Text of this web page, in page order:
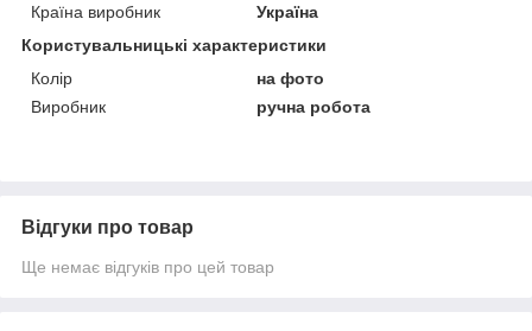
Країна виробник
Україна
Користувальницькі характеристики
Колір
на фото
Виробник
ручна робота
Відгуки про товар
Ще немає відгуків про цей товар